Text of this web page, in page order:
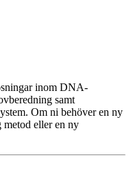
inom DNA-
samt
Om ni behöver en ny
eller en ny